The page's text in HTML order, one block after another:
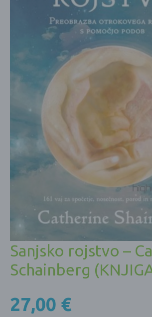
Sanjsko rojstvo –
Schainberg
27,00 €